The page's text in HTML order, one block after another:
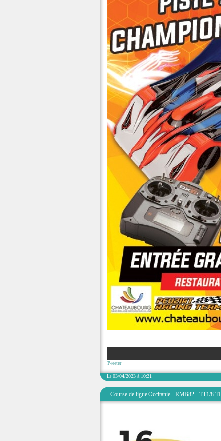
Tweeter
Le 03/04/2023 à 10:21
Course de ligue Occitanie - RMB82 - TT1/8